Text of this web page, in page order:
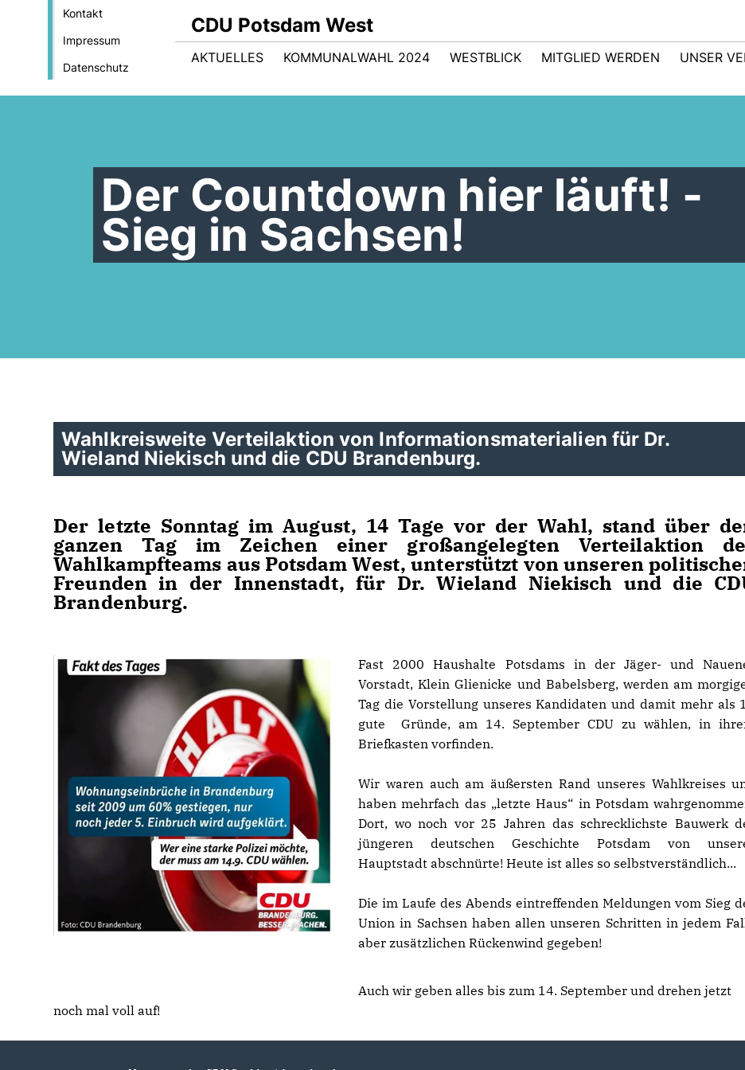
Kontakt
Impressum
Datenschutz
CDU Potsdam West
AKTUELLES KOMMUNALWAHL 2024 WESTBLICK MITGLIED WERDEN UNSER
Der Countdown hier läuft! -
Sieg in Sachsen!
Wahlkreisweite Verteilaktion von Informationsmaterialien für Dr.
Wieland Niekisch und die CDU Brandenburg.
Der letzte Sonntag im August, 14 Tage vor der Wahl, stand über
ganzen Tag im Zeichen einer großangelegten Verteilaktion
Wahlkampfteams aus Potsdam West, unterstützt von unseren
Freunden in der Innenstadt, für Dr. Wieland Niekisch und die
Brandenburg.
Fast 2000 Haushalte Potsdams in der Jäger- und
Vorstadt, Klein Glienicke und Babelsberg, werden am
Tag die Vorstellung unseres Kandidaten und damit mehr als
gute Gründe, am 14. September CDU zu wählen, in
Briefkasten vorfinden.
Wir waren auch am äußersten Rand unseres Wahlkreises
haben mehrfach das „letzte Haus“ in Potsdam
Dort, wo noch vor 25 Jahren das schrecklichste Bauwerk
jüngeren deutschen Geschichte Potsdam von
Hauptstadt abschnürte! Heute ist alles so selbstverständlich...
Die im Laufe des Abends eintreffenden Meldungen vom Sieg
Union in Sachsen haben allen unseren Schritten in jedem
aber zusätzlichen Rückenwind gegeben!
Auch wir geben alles bis zum 14. September und drehen jetzt
noch mal voll auf!